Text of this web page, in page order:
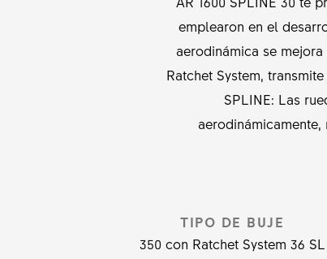
emplearon en el
aerodinámica se
Ratchet System,
SPLINE: Las
TIPO DE BUJE
350 con Ratchet System 36 SL